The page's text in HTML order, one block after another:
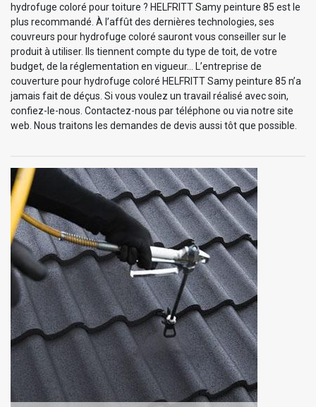
hydrofuge coloré pour toiture ? HELFRITT Samy peinture 85 est le
plus recommandé. À l’affût des dernières technologies, ses
couvreurs pour hydrofuge coloré sauront vous conseiller sur le
produit à utiliser. Ils tiennent compte du type de toit, de votre
budget, de la réglementation en vigueur… L’entreprise de
couverture pour hydrofuge coloré HELFRITT Samy peinture 85 n’a
jamais fait de déçus. Si vous voulez un travail réalisé avec soin,
confiez-le-nous. Contactez-nous par téléphone ou via notre site
web. Nous traitons les demandes de devis aussi tôt que possible.